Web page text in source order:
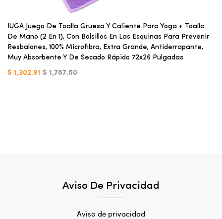
IUGA Juego De Toalla Gruesa Y Caliente Para Yoga + Toalla
De Mano (2 En 1), Con Bolsillos En Las Esquinas Para Prevenir
Resbalones, 100% Microfibra, Extra Grande, Antiderrapante,
Muy Absorbente Y De Secado Rápido 72x26 Pulgadas
$ 1,302.91 $ 1,787.50
Aviso De Privacidad
Aviso de privacidad